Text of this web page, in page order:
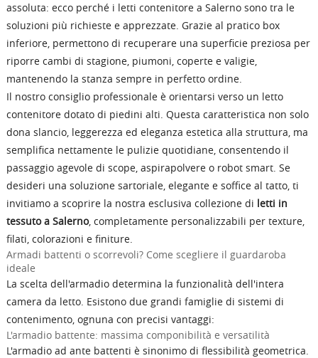
assoluta: ecco perché i letti contenitore a Salerno sono tra le
soluzioni più richieste e apprezzate. Grazie al pratico box
inferiore, permettono di recuperare una superficie preziosa per
riporre cambi di stagione, piumoni, coperte e valigie,
mantenendo la stanza sempre in perfetto ordine.
Il nostro consiglio professionale è orientarsi verso un letto
contenitore dotato di piedini alti. Questa caratteristica non solo
dona slancio, leggerezza ed eleganza estetica alla struttura, ma
semplifica nettamente le pulizie quotidiane, consentendo il
passaggio agevole di scope, aspirapolvere o robot smart. Se
desideri una soluzione sartoriale, elegante e soffice al tatto, ti
invitiamo a scoprire la nostra esclusiva collezione di letti in
tessuto a Salerno, completamente personalizzabili per texture,
filati, colorazioni e finiture.
Armadi battenti o scorrevoli? Come scegliere il guardaroba
ideale
La scelta dell'armadio determina la funzionalità dell'intera
camera da letto. Esistono due grandi famiglie di sistemi di
contenimento, ognuna con precisi vantaggi:
L'armadio battente: massima componibilità e versatilità
L'armadio ad ante battenti è sinonimo di flessibilità geometrica.